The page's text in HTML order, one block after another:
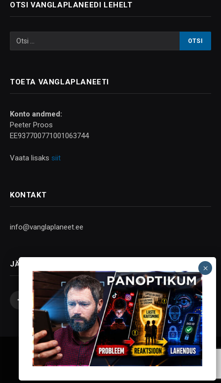
OTSI VANGLAPLANEEDI LEHELT
TOETA VANGLAPLANEETI
Konto andmed:
Peeter Proos
EE937700771001063744
Vaata lisaks siit
KONTAKT
info@vanglaplaneet.ee
JÄLGI SOTSIAALMEEDIAS
Facebook
X
(Twitter)
InstagramYouTubeTelegram
Vanglaplaneet - Vastupanu Vaim